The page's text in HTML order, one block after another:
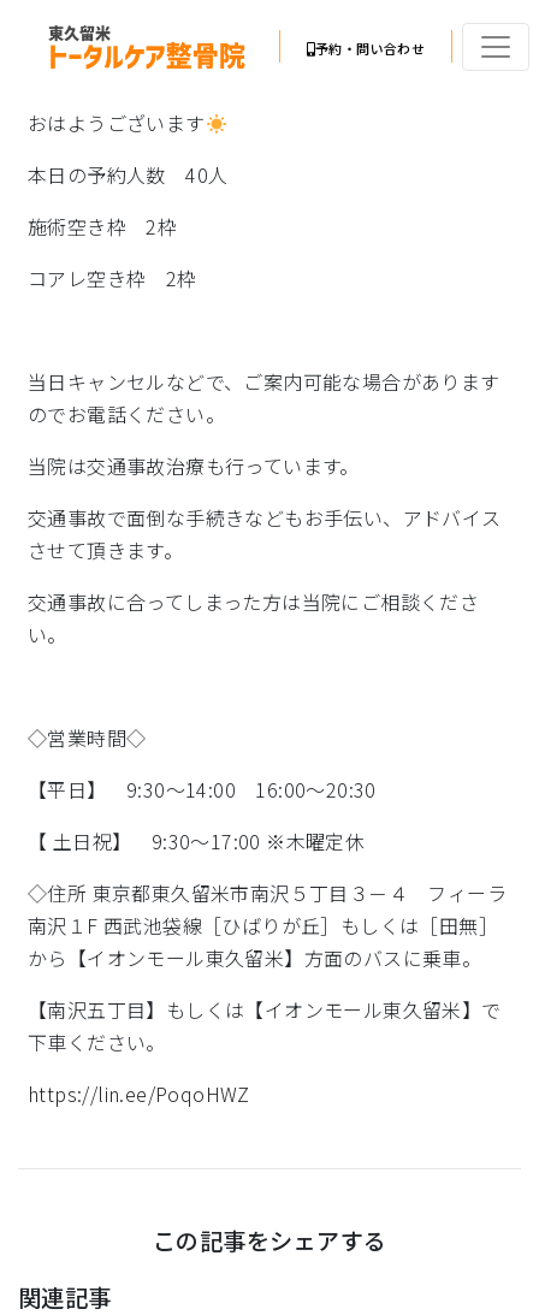
予約・問い合わせ
おはようございます
本日の予約人数 40人
施術空き枠 2枠
コアレ空き枠 2枠
当日キャンセルなどで、ご案内可能な場合があります
のでお電話ください。
当院は交通事故治療も行っています。
交通事故で面倒な手続きなどもお手伝い、アドバイス
させて頂きます。
交通事故に合ってしまった方は当院にご相談くださ
い。
◇営業時間◇
【平日】 9:30～14:00 16:00～20:30
【 土日祝】 9:30～17:00 ※木曜定休
◇住所 東京都東久留米市南沢５丁目３－４ フィーラ
南沢１F 西武池袋線［ひばりが丘］もしくは［田無］
から【イオンモール東久留米】方面のバスに乗車。
【南沢五丁目】もしくは【イオンモール東久留米】で
下車ください。
https://lin.ee/PoqoHWZ
この記事をシェアする
関連記事